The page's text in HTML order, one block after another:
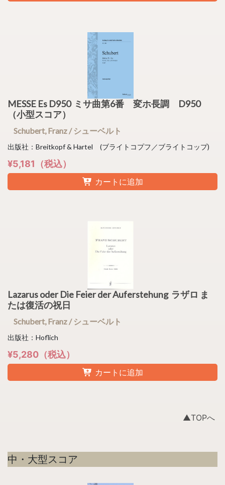
MESSE Es D950 ミサ曲第6番 変ホ長調 D950
（小型スコア）
Schubert, Franz / シューベルト
出版社：Breitkopf & Hartel (ブライトコプフ／ブライトコップ)
¥5,181（税込）
カートに追加
Lazarus oder Die Feier der Auferstehung ラザロ ま
たは復活の祝日
Schubert, Franz / シューベルト
出版社：Hoflich
¥5,280（税込）
カートに追加
▲TOPへ
中・大型スコア